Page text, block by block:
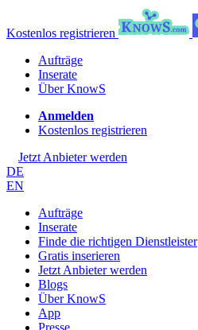
Kostenlos registrieren
Aufträge
Inserate
Über KnowS
Anmelden
Kostenlos registrieren
Jetzt Anbieter werden
DE
EN
Aufträge
Inserate
Finde die richtigen Dienstleister
Gratis inserieren
Jetzt Anbieter werden
Blogs
Über KnowS
App
Presse